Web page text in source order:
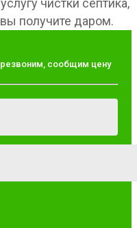
чистки септика,
получите даром.
сообщим цену